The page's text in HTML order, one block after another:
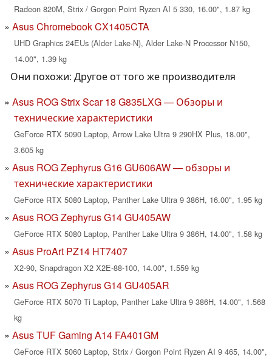
Radeon 820M, Strix / Gorgon Point Ryzen AI 5 330, 16.00", 1.87 kg
Asus Chromebook CX1405CTA
UHD Graphics 24EUs (Alder Lake-N), Alder Lake-N Processor N150,
14.00", 1.39 kg
Они похожи: Другое от того же производителя
Asus ROG Strix Scar 18 G835LXG — Обзоры и
технические характеристики
GeForce RTX 5090 Laptop, Arrow Lake Ultra 9 290HX Plus, 18.00",
3.605 kg
Asus ROG Zephyrus G16 GU606AW — обзоры и
технические характеристики
GeForce RTX 5080 Laptop, Panther Lake Ultra 9 386H, 16.00", 1.95 kg
Asus ROG Zephyrus G14 GU405AW
GeForce RTX 5080 Laptop, Panther Lake Ultra 9 386H, 14.00", 1.58 kg
Asus ProArt PZ14 HT7407
X2-90, Snapdragon X2 X2E-88-100, 14.00", 1.559 kg
Asus ROG Zephyrus G14 GU405AR
GeForce RTX 5070 Ti Laptop, Panther Lake Ultra 9 386H, 14.00", 1.568
kg
Asus TUF Gaming A14 FA401GM
GeForce RTX 5060 Laptop, Strix / Gorgon Point Ryzen AI 9 465, 14.00",